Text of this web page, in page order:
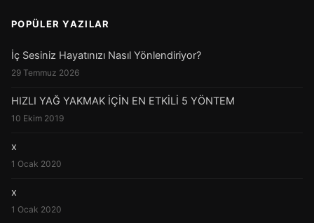
POPÜLER YAZILAR
İç Sesiniz Hayatınızı Nasıl Yönlendiriyor?
29 Temmuz 2026
HIZLI YAĞ YAKMAK İÇİN EN ETKİLİ 5 YÖNTEM
10 Ekim 2019
x
1 Ocak 2020
x
1 Ocak 2020